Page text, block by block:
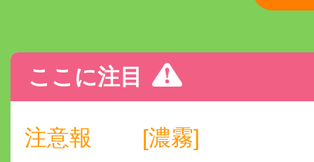
ここに注目
注意報 [濃霧]